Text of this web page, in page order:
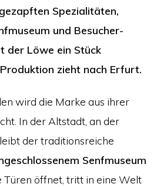
Spezialitäten,
und Besucher-
der Löwe ein Stück
zieht nach Erfurt.
wird die Marke aus ihrer
In der Altstadt, an der
der traditionsreiche
Senfmuseum
Türen öffnet, tritt in eine Welt